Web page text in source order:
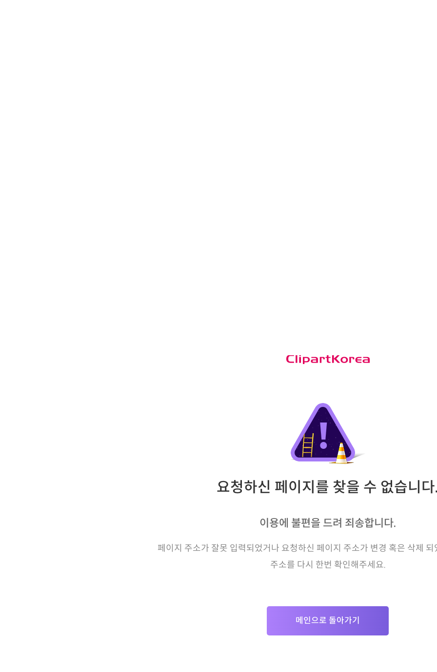
요청하신 페이지를 찾을 수 없습니다.
이용에 불편을 드려 죄송합니다.
페이지 주소가 잘못 입력되었거나 요청하신 페이지 주소가 변경 혹은 삭제 되
주소를 다시 한번 확인해주세요.
메인으로 돌아가기